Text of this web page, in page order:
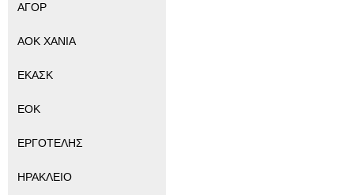
ΑΓΟΡ
ΑΟΚ ΧΑΝΙΑ
ΕΚΑΣΚ
ΕΟΚ
ΕΡΓΟΤΕΛΗΣ
ΗΡΑΚΛΕΙΟ